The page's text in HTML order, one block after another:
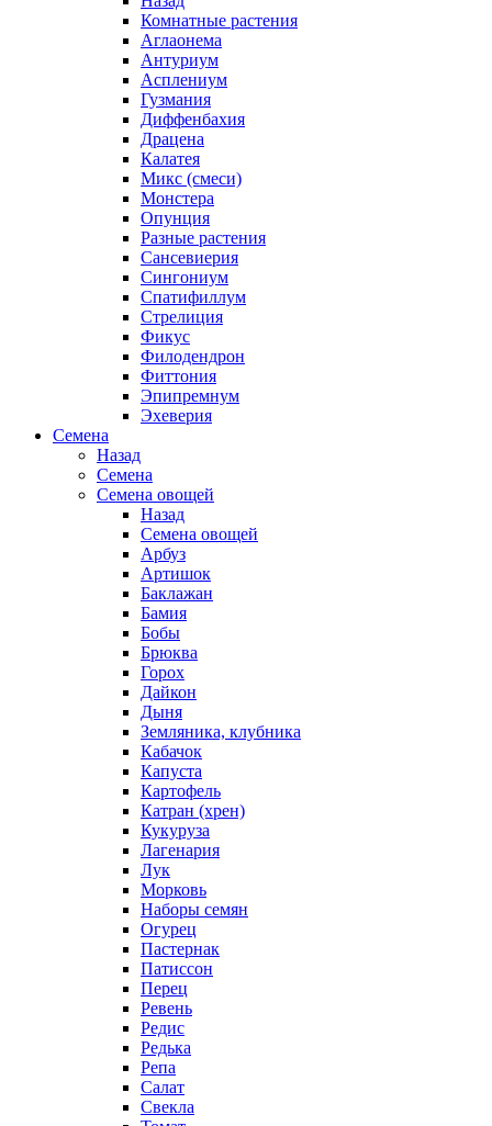
Комнатные растения
Аглаонема
Антуриум
Асплениум
Гузмания
Диффенбахия
Драцена
Калатея
Микс (смеси)
Монстера
Опунция
Разные растения
Сансевиерия
Сингониум
Спатифиллум
Стрелиция
Фикус
Филодендрон
Фиттония
Эпипремнум
Эхеверия
Семена
Назад
Семена
Семена овощей
Назад
Семена овощей
Арбуз
Артишок
Баклажан
Бамия
Бобы
Брюква
Горох
Дайкон
Дыня
Земляника, клубника
Кабачок
Капуста
Картофель
Катран (хрен)
Кукуруза
Лагенария
Лук
Морковь
Наборы семян
Огурец
Пастернак
Патиссон
Перец
Ревень
Редис
Редька
Репа
Салат
Свекла